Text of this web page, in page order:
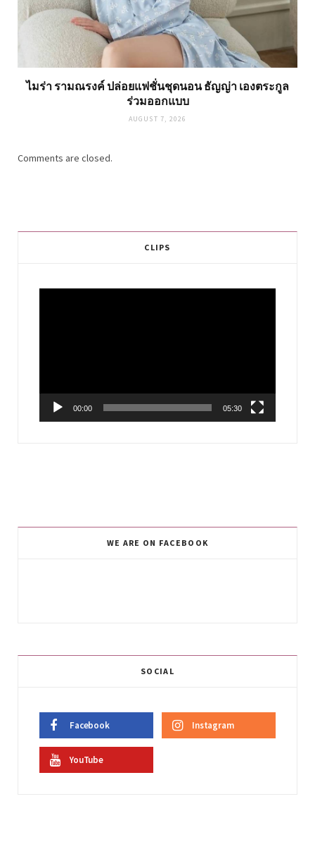
ไมร่า รามณรงค์ ปล่อยแฟชั่นชุดนอน ธัญญ่า เองตระกูล
ร่วมออกแบบ
AUGUST 7, 2026
Comments are closed.
CLIPS
00:00 05:30
WE ARE ON FACEBOOK
SOCIAL
Facebook Instagram
YouTube